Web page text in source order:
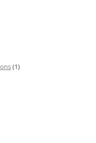
(1)